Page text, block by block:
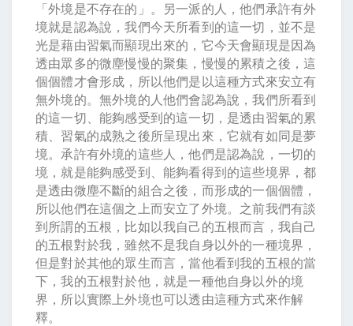
「外境是不存在的」。另一派的人，他們承許有外
境就是認為說，我們今天所看到的這一切，並不是
光是藉由習氣而顯現出來的，它今天會顯現是因為
透由眾多的微塵慢慢的聚集，慢慢的累積之後，這
個個體才會形成，所以他們是以這種方式來安立有
無外境的。無外境的人他們會認為說，我們所看到
的這一切、能夠感受到的這一切，是透由習氣的累
積、習氣的成熟之後所呈現出來，它就有如同是夢
境。承許有外境的這些人，他們是認為說，一切的
境，就是能夠感受到、能夠看得到的這些境界，都
是透由微塵不斷的組合之後，而形成的一個個體，
所以他們在這個之上而安立了外境。之前我們有談
到所謂的五根，比如以我自己的五根而言，我自己
的五根對於我，雖然不是我自身以外的一種境界，
但是對於其他的眾生而言，當他看到我的五根的當
下，我的五根對於他，就是一種他自身以外的境
界，所以實際上外境也可以透由這種方式來作解
釋。